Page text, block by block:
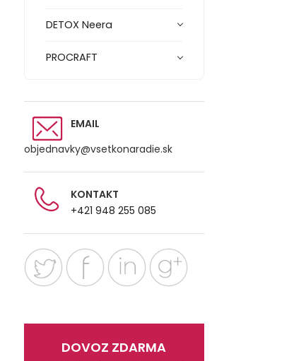
DETOX Neera
PROCRAFT
EMAIL
objednavky@vsetkonaradie.sk
KONTAKT
+421 948 255 085
DOVOZ ZDARMA